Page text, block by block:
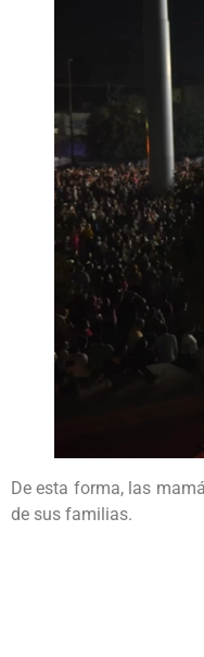
De esta forma, las
de sus familias.